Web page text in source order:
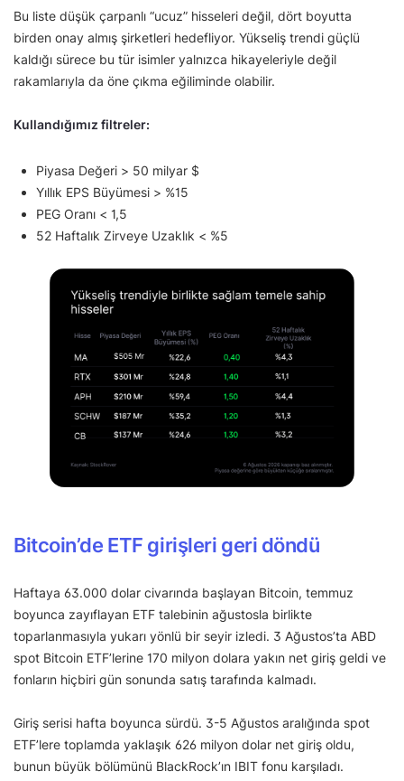
Bu liste düşük çarpanlı “ucuz” hisseleri değil, dört boyutta
birden onay almış şirketleri hedefliyor. Yükseliş trendi güçlü
kaldığı sürece bu tür isimler yalnızca hikayeleriyle değil
rakamlarıyla da öne çıkma eğiliminde olabilir.
Kullandığımız filtreler:
Piyasa Değeri > 50 milyar $
Yıllık EPS Büyümesi > %15
PEG Oranı < 1,5
52 Haftalık Zirveye Uzaklık < %5
Bitcoin’de ETF girişleri geri döndü
Haftaya 63.000 dolar civarında başlayan Bitcoin, temmuz
boyunca zayıflayan ETF talebinin ağustosla birlikte
toparlanmasıyla yukarı yönlü bir seyir izledi. 3 Ağustos’ta ABD
spot Bitcoin ETF’lerine 170 milyon dolara yakın net giriş geldi ve
fonların hiçbiri gün sonunda satış tarafında kalmadı.
Giriş serisi hafta boyunca sürdü. 3-5 Ağustos aralığında spot
ETF’lere toplamda yaklaşık 626 milyon dolar net giriş oldu,
bunun büyük bölümünü BlackRock’ın IBIT fonu karşıladı.